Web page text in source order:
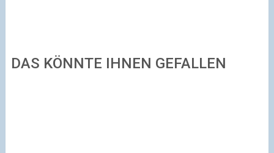
DAS KÖNNTE IHNEN GEFALLEN